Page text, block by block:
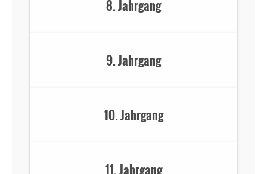
8. Jahrgang
9. Jahrgang
10. Jahrgang
11. Jahrgang